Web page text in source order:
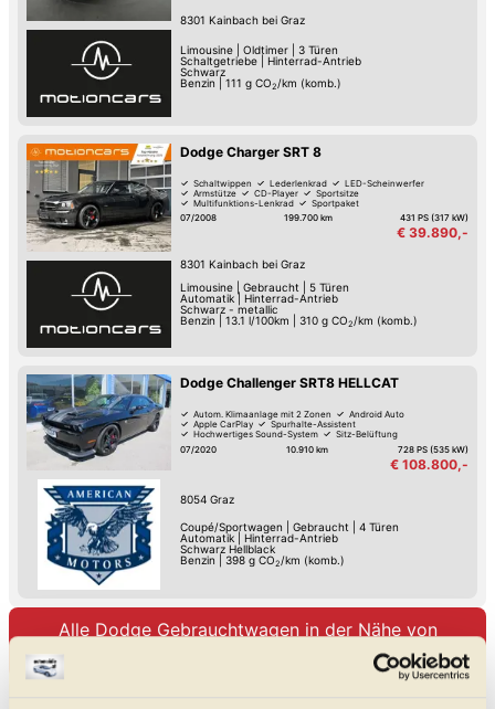
8301 Kainbach bei Graz
Limousine| Oldtimer|
3 Türen
Schaltgetriebe|
Hinterrad-Antrieb
Schwarz
Benzin
111 g CO2 /km (komb.)
Dodge Charger SRT 8
Schaltwippen Lederlenkrad
LED-Scheinwerfer
Armstütze
CD-Player
Sportsitze
Multifunktions-Lenkrad
Sportpaket
07/2008
199.700 km 431 PS (317 kW)
€ 39.890,-
8301 Kainbach bei Graz
Limousine| Gebraucht|
5 Türen
Automatik| Hinterrad-Antrieb
Schwarz - metallic
Benzin
13.1 l/100km 310 g CO2/km (komb.)
Dodge Challenger SRT8 HELLCAT
Autom. Klimaanlage mit 2 Zonen
Android Auto
Apple CarPlay
Spurhalte-Assistent
Hochwertiges Sound-System
Sitz-Belüftung
07/2020 10.910 km 728 PS (535 kW)
€ 108.800,-
8054 Graz
Coupé/Sportwagen Gebraucht
4 Türen
Automatik| Hinterrad-Antrieb
Schwarz Hellblack
Benzin
398 g CO2 /km (komb.)
Alle Dodge Gebrauchtwagen in der Nähe von